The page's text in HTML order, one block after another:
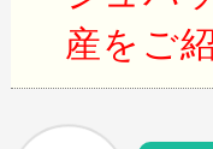
産をご